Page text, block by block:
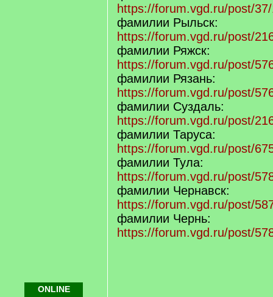
https://forum.vgd.ru/post/
фамилии Рыльск:
https://forum.vgd.ru/post/
фамилии Ряжск:
https://forum.vgd.ru/post/
фамилии Рязань:
https://forum.vgd.ru/post/
фамилии Суздаль:
https://forum.vgd.ru/post/
фамилии Таруса:
https://forum.vgd.ru/post/
фамилии Тула:
https://forum.vgd.ru/post/
фамилии Чернавск:
https://forum.vgd.ru/post/
фамилии Чернь:
https://forum.vgd.ru/post/
ONLINE